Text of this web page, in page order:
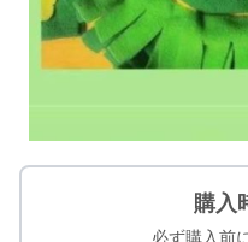
購入
必ず購入前